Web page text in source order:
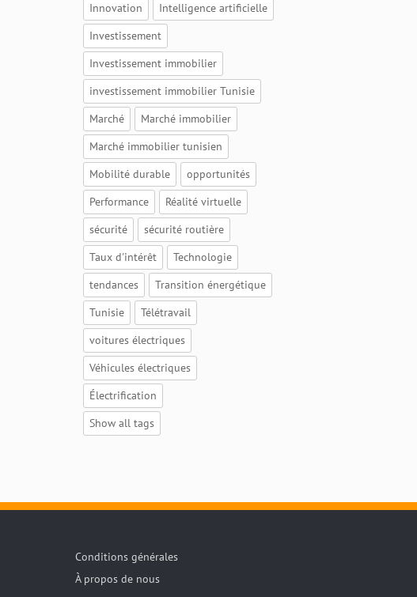
Innovation
Intelligence artificielle
Investissement
Investissement immobilier
investissement immobilier Tunisie
Marché
Marché immobilier
Marché immobilier tunisien
Mobilité durable
opportunités
Performance
Réalité virtuelle
sécurité
sécurité routière
Taux d'intérêt
Technologie
tendances
Transition énergétique
Tunisie
Télétravail
voitures électriques
Véhicules électriques
Électrification
Show all tags
Conditions générales
À propos de nous